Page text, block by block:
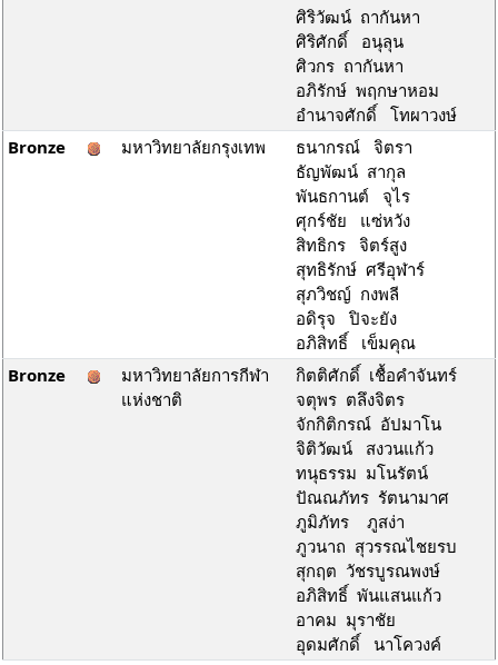
ศิริวัฒน์ ถากันหา
ศิริศักดิ์ อนุลุน
ศิวกร ถากันหา
อภิรักษ์ พฤกษาหอม
อำนาจศักดิ์ โทผาวงษ์
Bronze
มหาวิทยาลัยกรุงเทพ
ธนากรณ์ จิตรา
ธัญพัฒน์ สากุล
พันธกานต์ จุไร
ศุกร์ชัย แซ่หวัง
สิทธิกร จิตร์สูง
สุทธิรักษ์ ศรีอุฬาร์
สุภวิชญ์ กงพลี
อดิรุจ ปิจะยัง
อภิสิทธิ์ เข็มคุณ
Bronze
มหาวิทยาลัยการกีฬา
แห่งชาติ
กิตติศักดิ์ เชื้อคำจันทร์
จตุพร ตลึงจิตร
จักกิติกรณ์ อัปมาโน
จิติวัฒน์ สงวนแก้ว
ทนุธรรม มโนรัตน์
ปัณณภัทร รัตนามาศ
ภูมิภัทร ภูสง่า
ภูวนาถ สุวรรณไชยรบ
สุกฤต วัชรบูรณพงษ์
อภิสิทธิ์ พันแสนแก้ว
อาคม มุราชัย
อุดมศักดิ์ นาโควงค์